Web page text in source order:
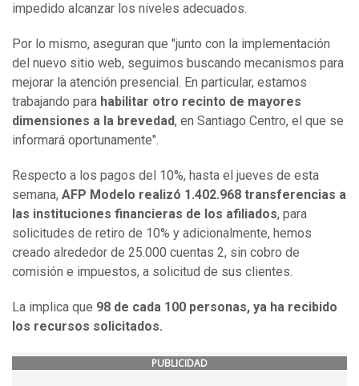
impedido alcanzar los niveles adecuados.
Por lo mismo, aseguran que "junto con la implementación
del nuevo sitio web, seguimos buscando mecanismos para
mejorar la atención presencial. En particular, estamos
trabajando para habilitar otro recinto de mayores
dimensiones a la brevedad, en Santiago Centro, el que se
informará oportunamente".
Respecto a los pagos del 10%, hasta el jueves de esta
semana, AFP Modelo realizó 1.402.968 transferencias a
las instituciones financieras de los afiliados, para
solicitudes de retiro de 10% y adicionalmente, hemos
creado alrededor de 25.000 cuentas 2, sin cobro de
comisión e impuestos, a solicitud de sus clientes.
La implica que 98 de cada 100 personas, ya ha recibido
los recursos solicitados.
PUBLICIDAD